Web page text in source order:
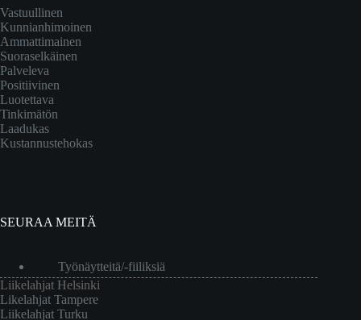
Vastuullinen
Kunnianhimoinen
Ammattimainen
Suoraselkäinen
Palveleva
Positiivinen
Luotettava
Tinkimätön
Laadukas
Kustannustehokas
SEURAA MEITÄ
Työnäytteitä/-fiiliksiä
Liikelahjat Helsinki
Likelahjat Tampere
Liikelahjat Turku